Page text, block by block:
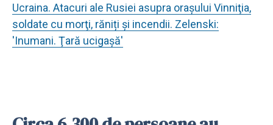
Ucraina. Atacuri ale Rusiei asupra orașului Vinniţia,
soldate cu morţi, răniți şi incendii. Zelenski:
'Inumani. Ţară ucigaşă'